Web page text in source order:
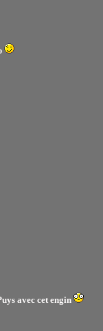
avec cet engin